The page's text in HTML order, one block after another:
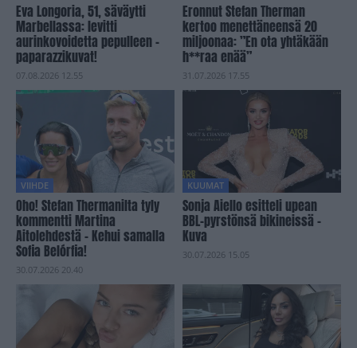
Eva Longoria, 51, säväytti
Marbellassa: levitti
aurinkovoidetta pepulleen –
paparazzikuvat!
07.08.2026 12.55
Eronnut Stefan Therman
kertoo menettäneensä 20
miljoonaa: ”En ota yhtäkään
h**raa enää”
31.07.2026 17.55
VIIHDE
Oho! Stefan Thermanilta tyly
kommentti Martina
Aitolehdestä – Kehui samalla
Sofia Belórfia!
30.07.2026 20.40
KUUMAT
Sonja Aiello esitteli upean
BBL-pyrstönsä bikineissä –
Kuva
30.07.2026 15.05